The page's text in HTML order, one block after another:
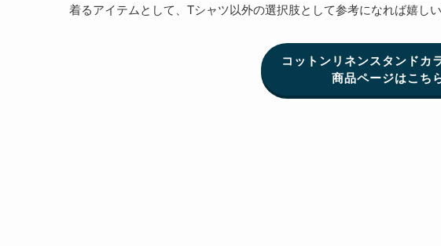
着るアイテムとして、Tシャツ以外の選択肢として参考になれば嬉しい
コットンリネンスタンドカ
商品ページはこち